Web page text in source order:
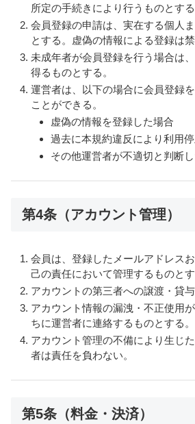
所定の手続きにより行うものとする
会員登録の申請は、実在する個人
とする。虚偽の情報による登録は禁
未成年者が会員登録を行う場合は
得るものとする。
運営者は、以下の場合に会員登録
ことができる。
虚偽の情報を登録した場合
過去に本規約違反により利用
その他運営者が不適切と判断
第4条（アカウント管理）
会員は、登録したメールアドレス
己の責任において管理するものとす
アカウントの第三者への譲渡・貸
アカウント情報の漏洩・不正使用
ちに運営者に連絡するものとする。
アカウント管理の不備により生じ
者は責任を負わない。
第5条（料金・決済）